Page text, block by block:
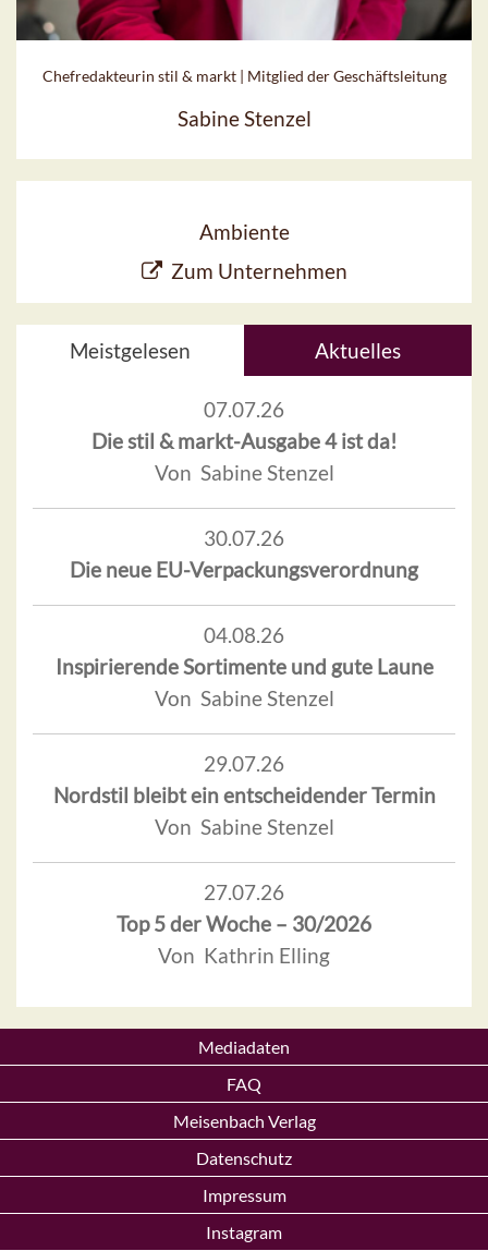
Chefredakteurin stil & markt | Mitglied der Geschäftsleitung
Sabine Stenzel
Ambiente
Zum Unternehmen
Meistgelesen Aktuelles
07.07.26
Die stil & markt-Ausgabe 4 ist da!
Von Sabine Stenzel
30.07.26
Die neue EU-Verpackungsverordnung
04.08.26
Inspirierende Sortimente und gute Laune
Von Sabine Stenzel
29.07.26
Nordstil bleibt ein entscheidender Termin
Von Sabine Stenzel
27.07.26
Top 5 der Woche – 30/2026
Von Kathrin Elling
Mediadaten
FAQ
Meisenbach Verlag
Datenschutz
Impressum
Instagram